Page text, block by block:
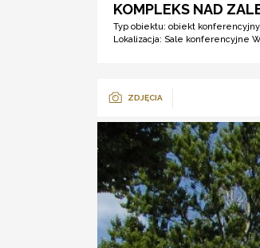
KOMPLEKS NAD
Typ obiektu: obiekt konferencyjny
Lokalizacja: Sale konferencyjne
ZDJĘCIA